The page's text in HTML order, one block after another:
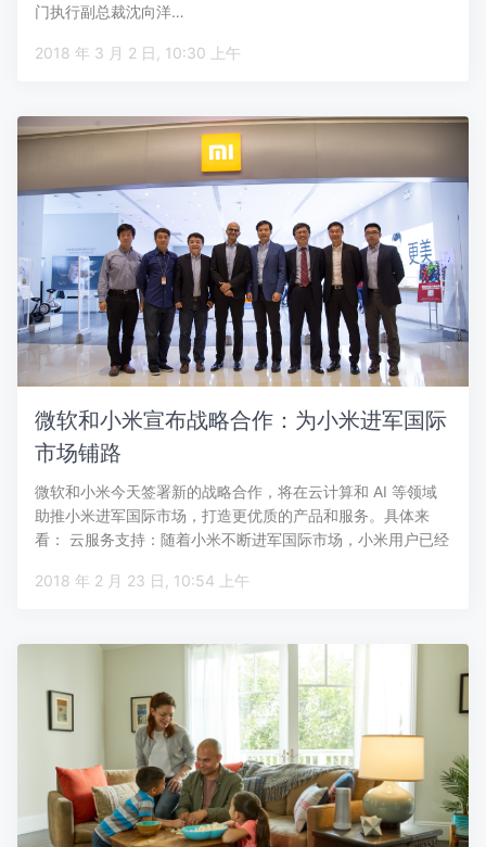
门执行副总裁沈向洋…
2018 年 3 月 2 日, 10:30 上午
微软和小米宣布战略合作：为小米进军国际
市场铺路
微软和小米今天签署新的战略合作，将在云计算和 AI 等领域
助推小米进军国际市场，打造更优质的产品和服务。具体来
看： 云服务支持：随着小米不断进军国际市场，小米用户已经
2018 年 2 月 23 日, 10:54 上午